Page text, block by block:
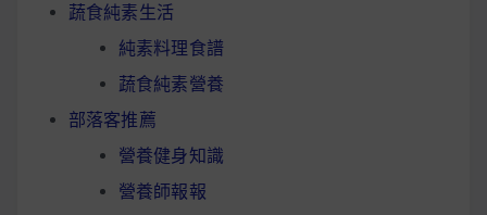
蔬食純素生活
純素料理食譜
蔬食純素營養
部落客推薦
營養健身知識
營養師報報